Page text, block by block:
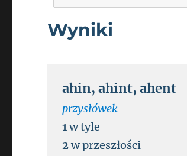
Wyniki
ahin,ahint,ahent
przysłówek
1w tyle
2w przeszłości